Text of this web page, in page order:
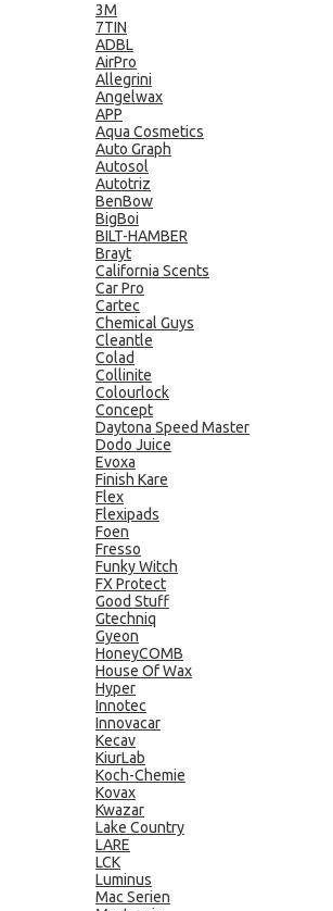
3M
7TIN
ADBL
AirPro
Allegrini
Angelwax
APP
Aqua Cosmetics
Auto Graph
Autosol
Autotriz
BenBow
BigBoi
BILT-HAMBER
Brayt
California Scents
Car Pro
Cartec
Chemical Guys
Cleantle
Colad
Collinite
Colourlock
Concept
Daytona Speed Master
Dodo Juice
Evoxa
Finish Kare
Flex
Flexipads
Foen
Fresso
Funky Witch
FX Protect
Good Stuff
Gtechniq
Gyeon
HoneyCOMB
House Of Wax
Hyper
Innotec
Innovacar
Kecav
KiurLab
Koch-Chemie
Kovax
Kwazar
Lake Country
LARE
LCK
Luminus
Mac Serien